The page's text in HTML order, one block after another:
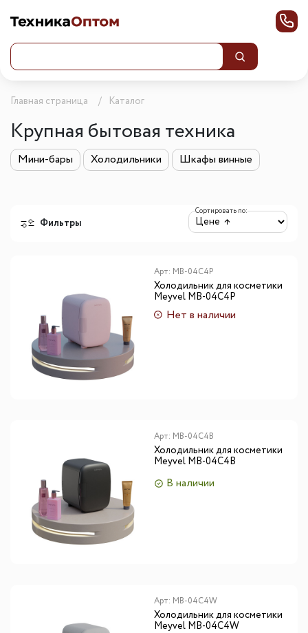
Главная страница Каталог
Крупная бытовая техника
Мини-бары Холодильники Шкафы винные
Фильтры
Сортировать по:
Арт: MB-04C4P
Холодильник для косметики
Meyvel MB-04C4P
Нет в наличии
Арт: MB-04C4B
Холодильник для косметики
Meyvel MB-04C4B
В наличии
Арт: MB-04C4W
Холодильник для косметики
Meyvel MB-04C4W